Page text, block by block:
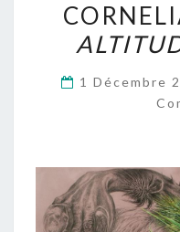
1 Décembre